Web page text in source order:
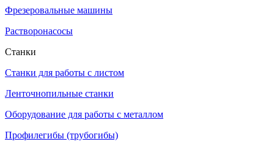
Фрезеровальные машины
Растворонасосы
Станки
Станки для работы с листом
Ленточнопильные станки
Оборудование для работы с металлом
Профилегибы (трубогибы)